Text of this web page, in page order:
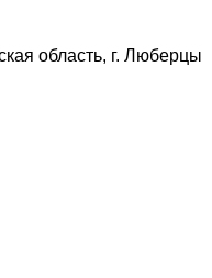
область, г. Люберцы